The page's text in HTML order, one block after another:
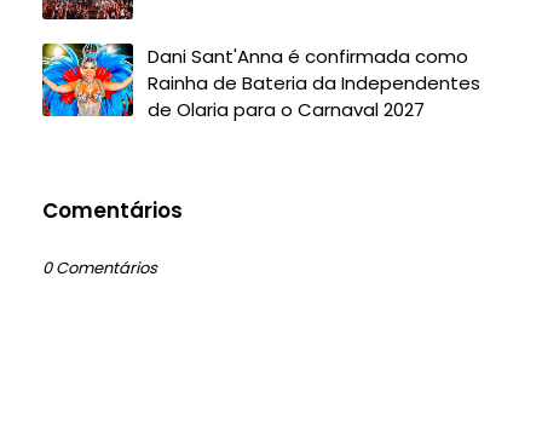
Dani Sant'Anna é confirmada como
Rainha de Bateria da Independentes
de Olaria para o Carnaval 2027
Comentários
0 Comentários